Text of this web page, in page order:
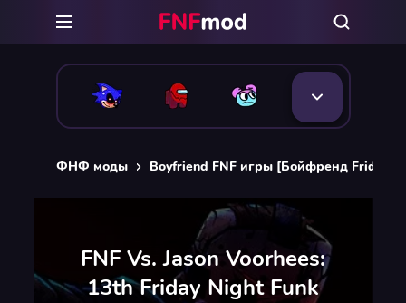
ФНФ моды Boyfriend FNF игры [Бойфренд Friday
FNF Vs. Jason Voorhees:
13th Friday Night Funk